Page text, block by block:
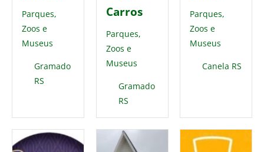
Parques,
Zoos e
Museus
Gramado
RS
Carros
Parques,
Zoos e
Museus
Gramado
RS
Parques,
Zoos e
Museus
Canela RS